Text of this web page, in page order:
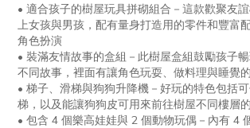
• 適合孩子的樹屋玩具拼砌組合－這款歡聚友
上女孩與男孩，配有量身打造用的零件和豐富
角色扮演
• 裝滿友情故事的盒組－此樹屋盒組鼓勵孩子
不同故事，裡面有讓角色玩耍、做料理與睡覺
• 梯子、滑梯與狗狗升降機－好玩的特色包括
梯，以及能讓狗狗皮可用來前往樹屋不同樓層
• 包含 4 個樂高娃娃與 2 個動物玩偶－內有 4